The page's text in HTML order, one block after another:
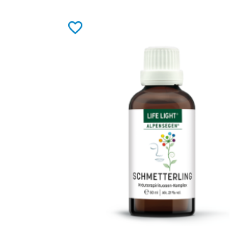
favorite_border